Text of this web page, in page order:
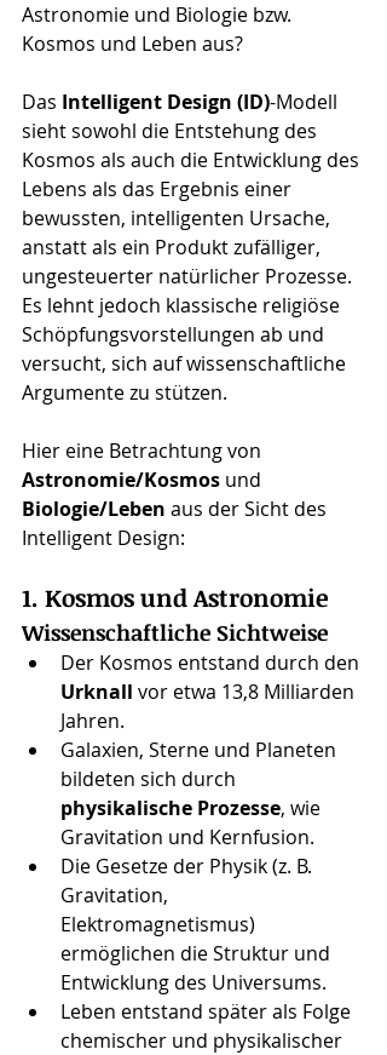
Astronomie und Biologie bzw.
Kosmos und Leben aus?
Das Intelligent Design (ID)-Modell
sieht sowohl die Entstehung des
Kosmos als auch die Entwicklung des
Lebens als das Ergebnis einer
bewussten, intelligenten Ursache,
anstatt als ein Produkt zufälliger,
ungesteuerter natürlicher Prozesse.
Es lehnt jedoch klassische religiöse
Schöpfungsvorstellungen ab und
versucht, sich auf wissenschaftliche
Argumente zu stützen.
Hier eine Betrachtung von
Astronomie/Kosmos und
Biologie/Leben aus der Sicht des
Intelligent Design:
1. Kosmos und Astronomie
Wissenschaftliche Sichtweise
Der Kosmos entstand durch den
Urknall vor etwa 13,8 Milliarden
Jahren.
Galaxien, Sterne und Planeten
bildeten sich durch
physikalische Prozesse, wie
Gravitation und Kernfusion.
Die Gesetze der Physik (z. B.
Gravitation,
Elektromagnetismus)
ermöglichen die Struktur und
Entwicklung des Universums.
Leben entstand später als Folge
chemischer und physikalischer